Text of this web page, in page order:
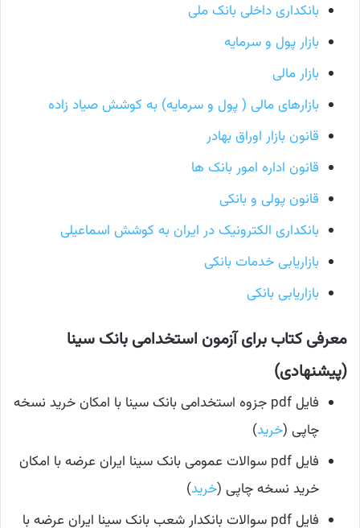
بانکداری داخلی بانک ملی
بازار پول و سرمایه
بازار مالی
بازارهای مالی ( پول و سرمایه) به کوشش صیاد زاده
قانون بازار اوراق بهادر
قانون اداره امور بانک ها
قانون پولی و بانکی
بانکداری الکترونیک در ایران به کوشش اسماعیلی
بازاریابی خدمات بانکی
بازاریابی بانکی
معرفی کتاب برای آزمون استخدامی بانک سینا
(پیشنهادی)
فایل pdf جزوه استخدامی بانک سینا با امکان خرید نسخه
چاپی (خرید)
فایل pdf سوالات عمومی بانک سینا ایران عرضه با امکان
خرید نسخه چاپی (خرید)
فایل pdf سوالات بانکدار شعب بانک سینا ایران عرضه با